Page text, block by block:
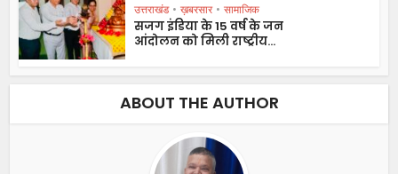
उत्तराखंड • ख़बरसार • सामाजिक
सजग इंडिया के 15 वर्ष के जन
आंदोलन को मिली राष्ट्रीय...
ABOUT THE AUTHOR